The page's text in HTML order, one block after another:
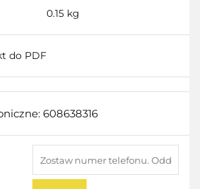
0.15 kg
do PDF
608638316